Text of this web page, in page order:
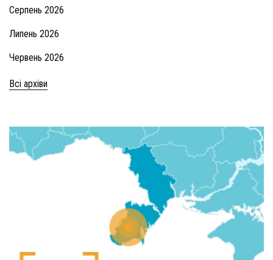
Серпень 2026
Липень 2026
Червень 2026
Всі архіви